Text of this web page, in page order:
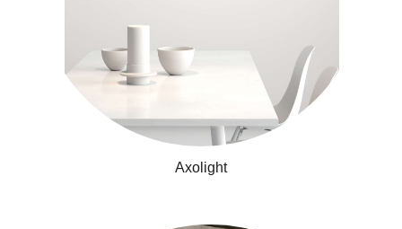
Axolight